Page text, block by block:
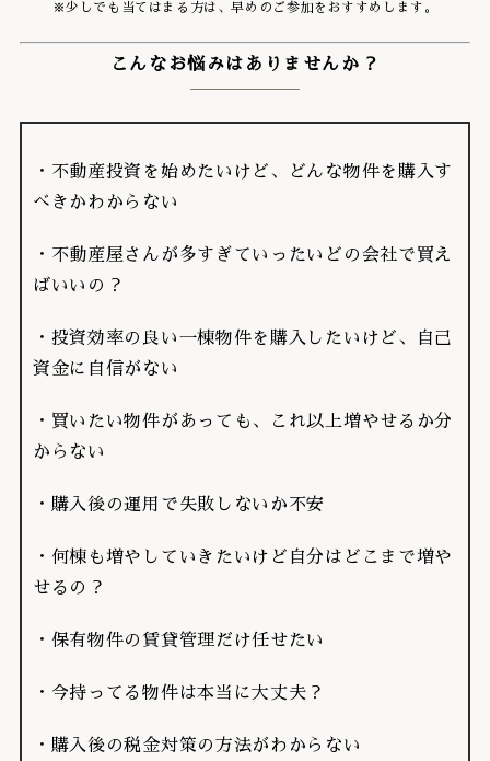
※少しでも当てはまる方は、早めのご参加をおすすめします。
こんなお悩みはありませんか？
・不動産投資を始めたいけど、どんな物件を購入す
べきかわからない
・不動産屋さんが多すぎていったいどの会社で買え
ばいいの？
・投資効率の良い一棟物件を購入したいけど、自己
資金に自信がない
・買いたい物件があっても、これ以上増やせるか分
からない
・購入後の運用で失敗しないか不安
・何棟も増やしていきたいけど自分はどこまで増や
せるの？
・保有物件の賃貸管理だけ任せたい
・今持ってる物件は本当に大丈夫？
・購入後の税金対策の方法がわからない